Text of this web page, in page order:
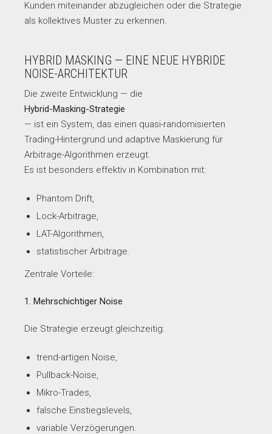
Kunden miteinander abzugleichen oder die Strategie
als kollektives Muster zu erkennen.
HYBRID MASKING — EINE NEUE HYBRIDE
NOISE-ARCHITEKTUR
Die zweite Entwicklung — die
Hybrid-Masking-Strategie
— ist ein System, das einen quasi-randomisierten
Trading-Hintergrund und adaptive Maskierung für
Arbitrage-Algorithmen erzeugt.
Es ist besonders effektiv in Kombination mit:
Phantom Drift,
Lock-Arbitrage,
LAT-Algorithmen,
statistischer Arbitrage.
Zentrale Vorteile:
1. Mehrschichtiger Noise
Die Strategie erzeugt gleichzeitig:
trend-artigen Noise,
Pullback-Noise,
Mikro-Trades,
falsche Einstiegslevels,
variable Verzögerungen.